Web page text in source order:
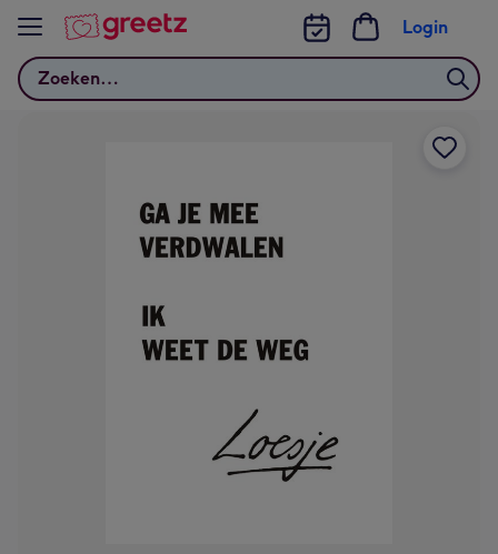
Bekijk meer
Zoeken
Login